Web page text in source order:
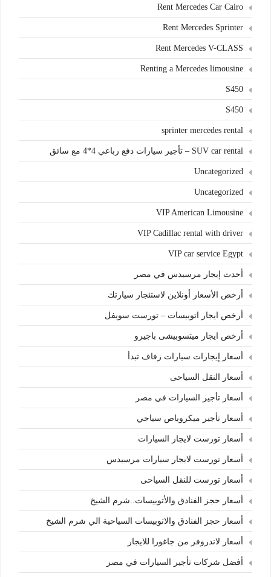
Rent Mercedes Car Cairo
Rent Mercedes Sprinter
Rent Mercedes V-CLASS
Renting a Mercedes limousine
S450
S450
sprinter mercedes rental
SUV car rental – تأجير سيارات دفع رباعي 4*4 مع سائق
Uncategorized
Uncategorized
VIP American Limousine
VIP Cadillac rental with driver
VIP car service Egypt
أحدث إيجار مرسيدس في مصر
أرخص الأسعار أونلاين لاستئجار سيارتك
أرخص ايجار اتوبيسات – تورست سويفل
أرخص ايجار ميتسوبيشى باجيرو
أسعار إيجارات سيارات زفاف تبدأ
أسعار النقل السياحى
أسعار تأجير السيارات في مصر
أسعار تأجير ميكروباص سياحي
أسعار تورست لايجار السيارات
أسعار تورست لايجار سيارات مرسيدس
أسعار تورست للنقل السياحى
أسعار حجز الفنادق والأتوبيسات..شرم الشيخ
أسعار حجز الفنادق والاتوبيسات السياحية الي شرم الشيخ
أسعار لاندروفر من جاغورا للايجار
أفضل شركات تأجير السيارات في مصر